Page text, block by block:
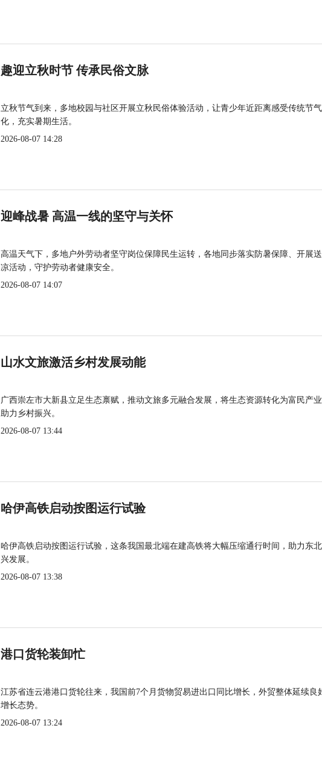
趣迎立秋时节 传承民俗文脉
立秋节气到来，多地校园与社区开展立秋民俗体验活动，让青少年近距离感受传统节
化，充实暑期生活。
2026-08-07 14:28
迎峰战暑 高温一线的坚守与关怀
高温天气下，多地户外劳动者坚守岗位保障民生运转，各地同步落实防暑保障、开展
凉活动，守护劳动者健康安全。
2026-08-07 14:07
山水文旅激活乡村发展动能
广西崇左市大新县立足生态禀赋，推动文旅多元融合发展，将生态资源转化为富民产
助力乡村振兴。
2026-08-07 13:44
哈伊高铁启动按图运行试验
哈伊高铁启动按图运行试验，这条我国最北端在建高铁将大幅压缩通行时间，助力东
兴发展。
2026-08-07 13:38
港口货轮装卸忙
江苏省连云港港口货轮往来，我国前7个月货物贸易进出口同比增长，外贸整体延续良
增长态势。
2026-08-07 13:24